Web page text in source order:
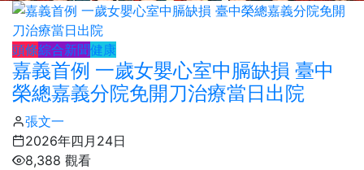
頭條綜合新聞健康
嘉義首例 一歲女嬰心室中膈缺損 臺中
榮總嘉義分院免開刀治療當日出院
張文一
2026年四月24日
8,388 觀看